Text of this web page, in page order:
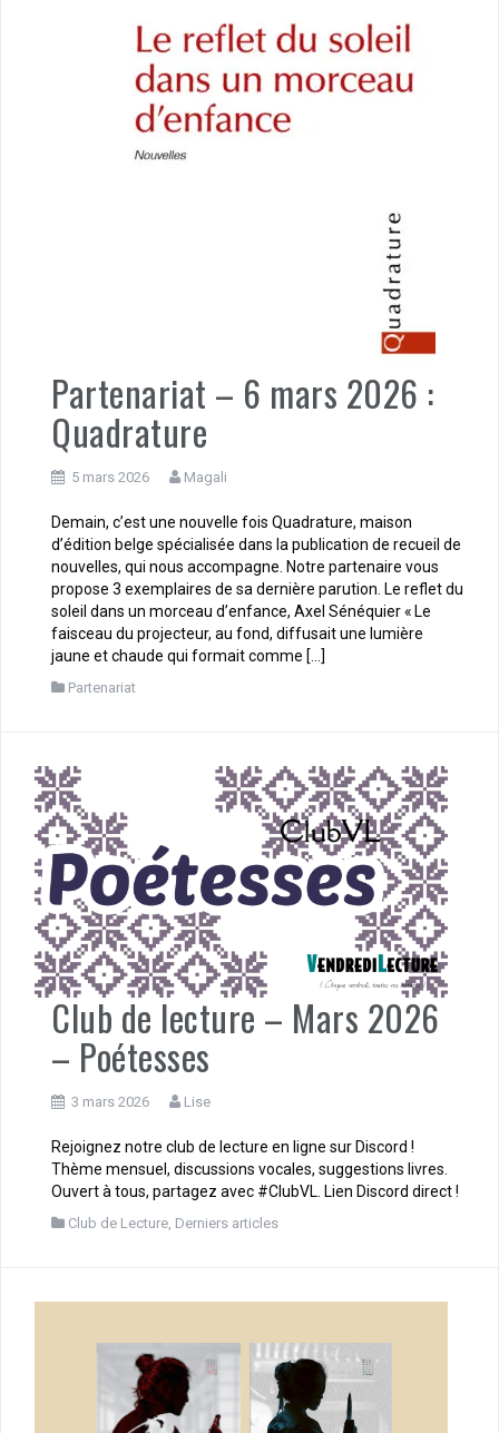
Partenariat – 6 mars 2026 :
Quadrature
5 mars 2026 Magali
Demain, c’est une nouvelle fois Quadrature, maison
d’édition belge spécialisée dans la publication de recueil de
nouvelles, qui nous accompagne. Notre partenaire vous
propose 3 exemplaires de sa dernière parution. Le reflet du
soleil dans un morceau d’enfance, Axel Sénéquier « Le
faisceau du projecteur, au fond, diffusait une lumière
jaune et chaude qui formait comme […]
Partenariat
Club de lecture – Mars 2026
– Poétesses
3 mars 2026 Lise
Rejoignez notre club de lecture en ligne sur Discord !
Thème mensuel, discussions vocales, suggestions livres.
Ouvert à tous, partagez avec #ClubVL. Lien Discord direct !
Club de Lecture, Derniers articles